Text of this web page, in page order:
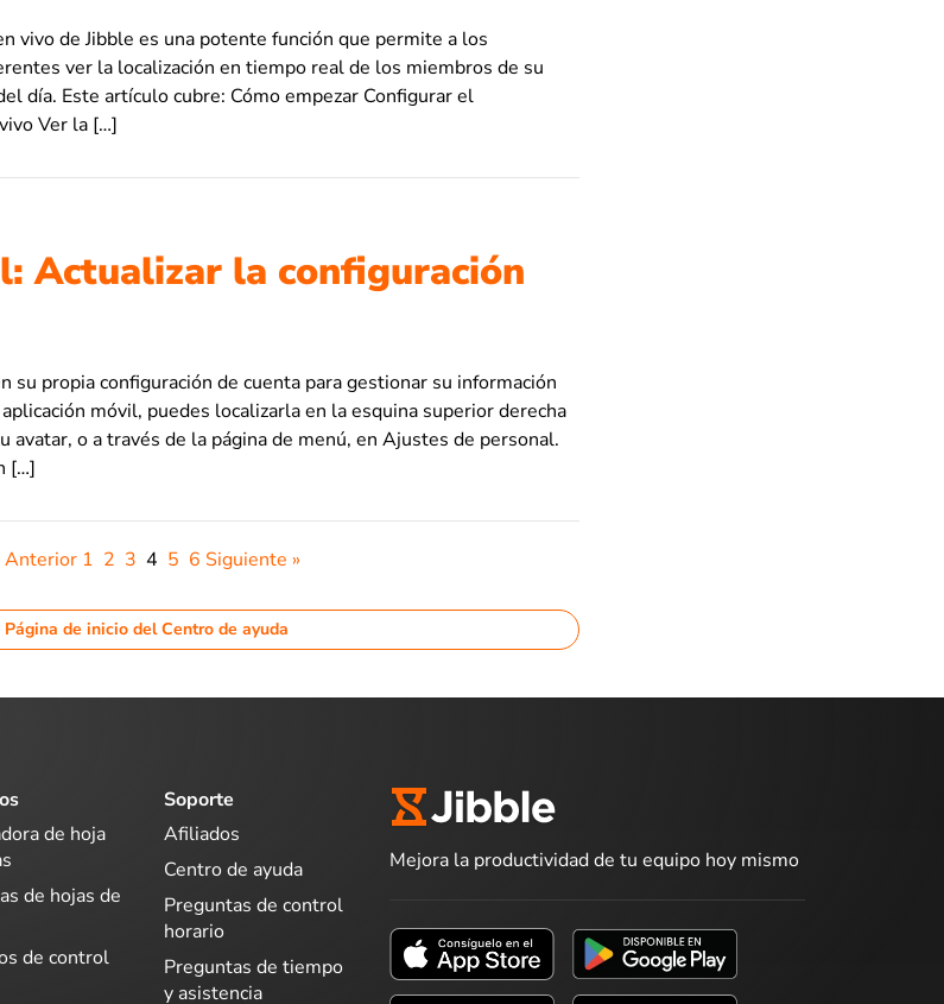
vivo de Jibble es una potente función que permite a los
ver la localización en tiempo real de los miembros de su
día. Este artículo cubre: Cómo empezar Configurar el
Ver la […]
Actualizar la configuración
su propia configuración de cuenta para gestionar su información
móvil, puedes localizarla en la esquina superior derecha
o a través de la página de menú, en Ajustes de personal.
[…]
Anterior 1 2 3 4 5 6 Siguiente »
Página de inicio del Centro de ayuda
de hoja
de hojas de
de control
Soporte
Afiliados
Centro de ayuda
Preguntas de control
horario
Preguntas de tiempo
y asistencia
Mejora la productividad de tu equipo hoy mismo